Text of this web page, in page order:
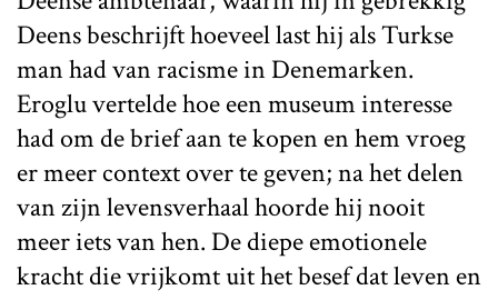
Deens beschrijft hoeveel last hij als Turkse
man had van racisme in Denemarken.
Eroglu vertelde hoe een museum interesse
had om de brief aan te kopen en hem vroeg
er meer context over te geven; na het delen
van zijn levensverhaal hoorde hij nooit
meer iets van hen. De diepe emotionele
kracht die vrijkomt uit het besef dat leven en